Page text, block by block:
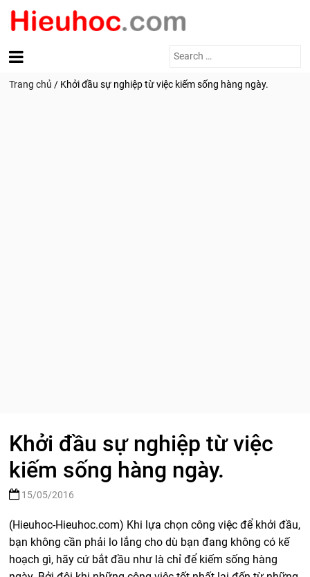
Search
Trang chủ / Khởi đầu sự nghiệp từ việc kiếm sống hàng ngày.
Khởi đầu sự nghiệp từ việc
kiếm sống hàng ngày.
15/05/2016
(Hieuhoc-Hieuhoc.com) Khi lựa chọn công việc để khởi đầu,
bạn không cần phải lo lắng cho dù bạn đang không có kế
hoạch gì, hãy cứ bắt đầu như là chỉ để kiếm sống hàng